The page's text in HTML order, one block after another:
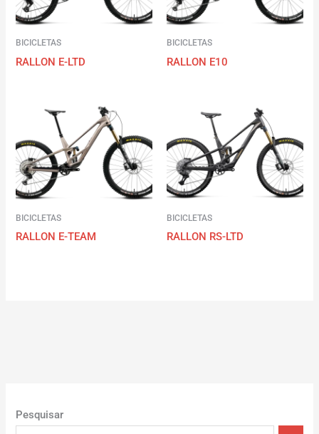
Pesquisar
BICICLETAS
RALLON E-LTD
BICICLETAS
RALLON E10
BICICLETAS
RALLON E-TEAM
BICICLETAS
RALLON RS-LTD